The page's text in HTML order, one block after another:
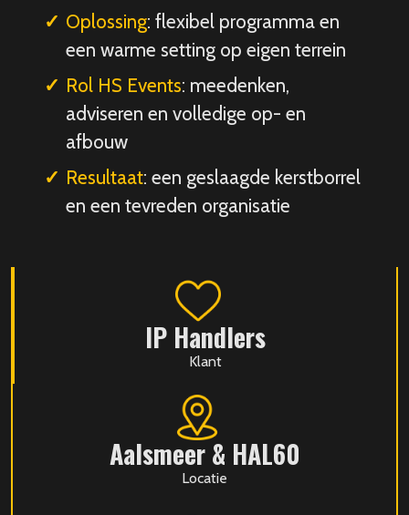
Oplossing: flexibel programma en
een warme setting op eigen terrein
Rol HS Events: meedenken,
adviseren en volledige op- en
afbouw
Resultaat: een geslaagde kerstborrel
en een tevreden organisatie
IP Handlers
Klant
Aalsmeer & HAL60
Locatie